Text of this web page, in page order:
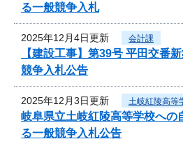
る一般競争入札
2025年12月4日更新 会計課
【建設工事】第39号 平田交番
競争入札公告
2025年12月3日更新 土岐紅陵高等
岐阜県立土岐紅陵高等学校への
る一般競争入札公告